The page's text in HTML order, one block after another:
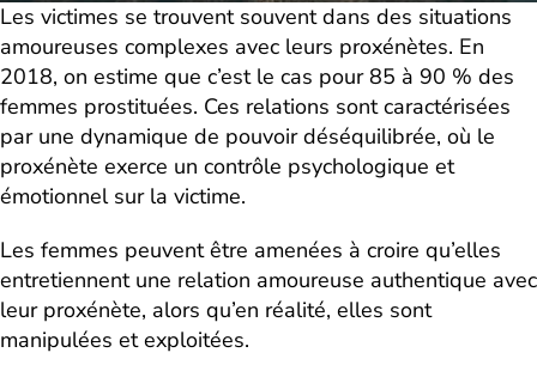
Les victimes se trouvent souvent dans des situations
amoureuses complexes avec leurs proxénètes. En
2018, on estime que c’est le cas pour 85 à 90 % des
femmes prostituées. Ces relations sont caractérisées
par une dynamique de pouvoir déséquilibrée, où le
proxénète exerce un contrôle psychologique et
émotionnel sur la victime.
Les femmes peuvent être amenées à croire qu’elles
entretiennent une relation amoureuse authentique avec
leur proxénète, alors qu’en réalité, elles sont
manipulées et exploitées.